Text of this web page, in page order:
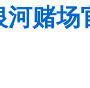
河赌场